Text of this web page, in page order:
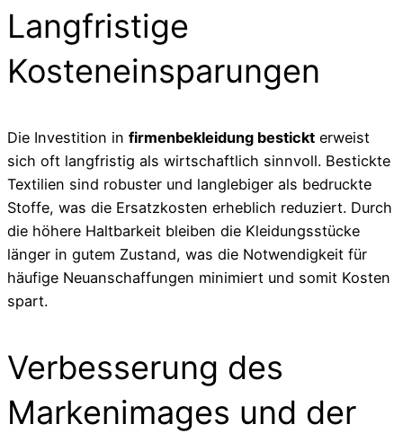
Langfristige
Kosteneinsparungen
Die Investition in firmenbekleidung bestickt erweist
sich oft langfristig als wirtschaftlich sinnvoll. Bestickte
Textilien sind robuster und langlebiger als bedruckte
Stoffe, was die Ersatzkosten erheblich reduziert. Durch
die höhere Haltbarkeit bleiben die Kleidungsstücke
länger in gutem Zustand, was die Notwendigkeit für
häufige Neuanschaffungen minimiert und somit Kosten
spart.
Verbesserung des
Markenimages und der